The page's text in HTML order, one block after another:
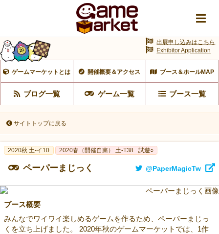
ゲームマーケットとは 開催概要＆アクセス ブース＆ホールMAP
ブログ一覧 ゲーム一覧 ブース一覧
出展申し込みはこちら
Exhibitor Application
サイトトップに戻る
2020秋 土-イ10 2020春（開催自粛） 土-T38 試遊○
ペーパーまじっく @PaperMagicTw
ブース概要
みんなでワイワイ楽しめるゲームを作るため、ペーパーまじっ
くを立ち上げました。 2020年秋のゲームマーケットでは、1作